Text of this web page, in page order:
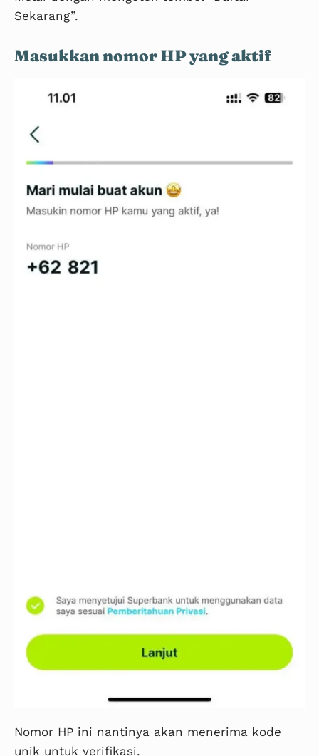
Sekarang”.
Masukkan nomor HP yang aktif
Nomor HP ini nantinya akan menerima kode
unik untuk verifikasi.